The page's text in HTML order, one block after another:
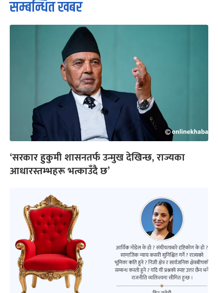
सम्बन्धित खबर
‘सरकार हुकुमी शासनतर्फ उन्मुख देखिन्छ, राज्यका
आधारस्तम्भहरू भत्काउँदै छ’